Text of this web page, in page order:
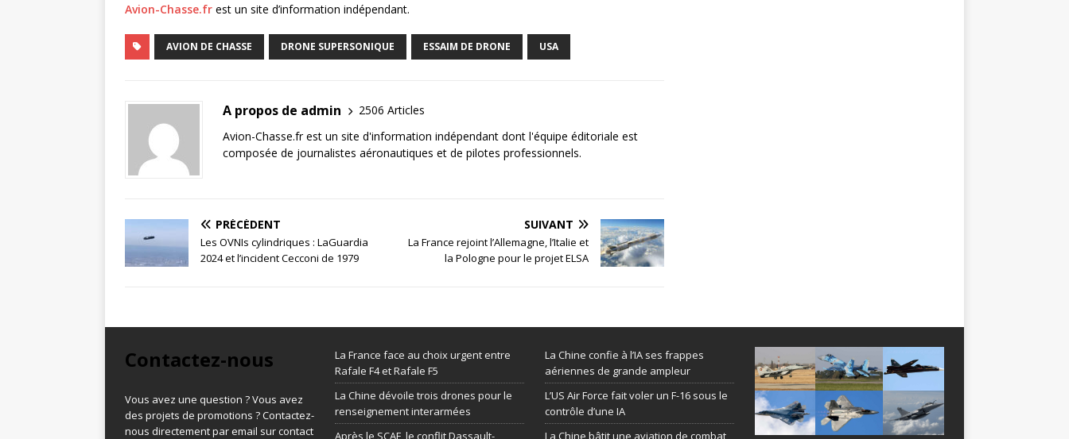
Avion-Chasse.fr est un site d’information indépendant.
AVION DE CHASSE DRONE SUPERSONIQUE ESSAIM DE DRONE USA
A propos de admin
2506 Articles
Avion-Chasse.fr est un site d'information indépendant dont l'équipe éditoriale est
composée de journalistes aéronautiques et de pilotes professionnels.
PRÉCÉDENT
Les OVNIs cylindriques : LaGuardia
2024 et l’incident Cecconi de 1979
SUIVANT
La France rejoint l’Allemagne, l’Italie et
la Pologne pour le projet ELSA
Contactez-nous
Vous avez une question ? Vous avez
des projets de promotions ? Contactez-
nous directement par email sur contact
La France face au choix urgent entre
Rafale F4 et Rafale F5
La Chine dévoile trois drones pour le
renseignement interarmées
Après le SCAF, le conflit Dassault-
La Chine confie à l’IA ses frappes
aériennes de grande ampleur
L’US Air Force fait voler un F-16 sous le
contrôle d’une IA
La Chine bâtit une aviation de combat